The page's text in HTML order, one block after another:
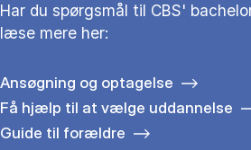
Har du spørgsmål til CBS'
læse mere her:
Ansøgning og optagelse
Få hjælp til at vælge uddannelse
Guide til forældre